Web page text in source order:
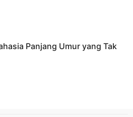
Panjang Umur yang Tak